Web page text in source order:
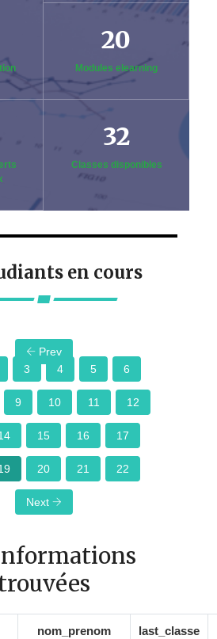
20
Modules elearning
32
Classes disponibles
en cours
Prev
3 4 5 6
9 10 11 12
15 16 17
20 21 22
Next
nom_prenom last_classe